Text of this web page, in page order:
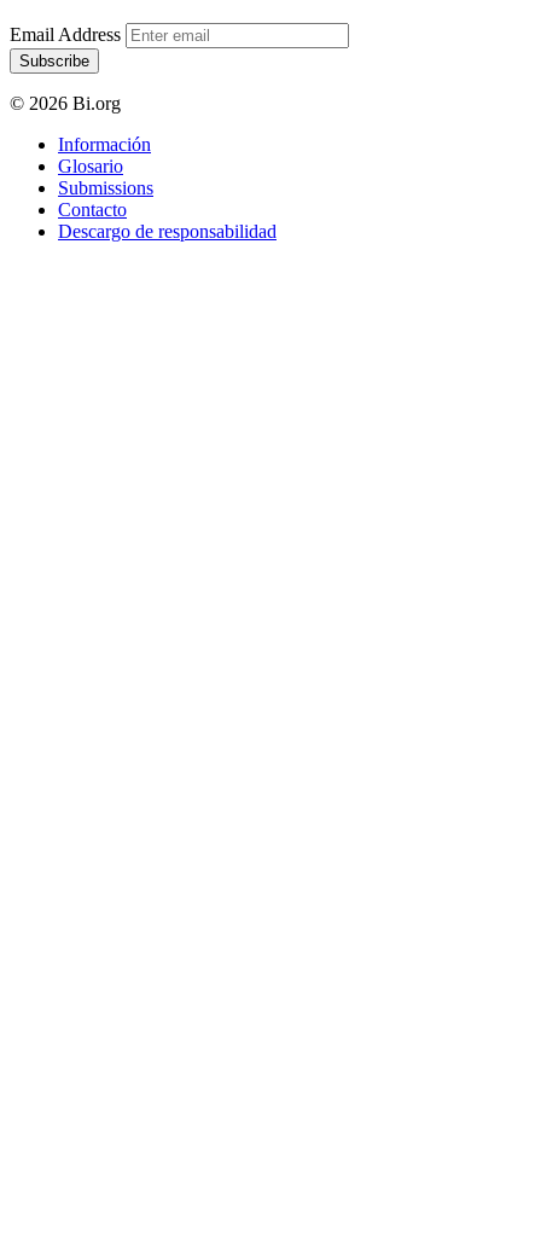
Email Address
Subscribe
© 2026 Bi.org
Información
Glosario
Submissions
Contacto
Descargo de responsabilidad